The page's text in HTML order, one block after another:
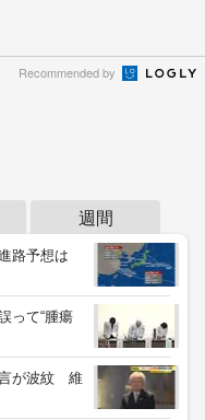
Recommended by
週間
進路予想は
って“腫瘍
言が波紋 維